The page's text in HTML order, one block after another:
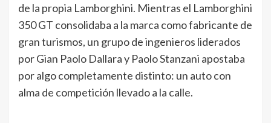
de la propia Lamborghini. Mientras el Lamborghini
350 GT consolidaba a la marca como fabricante de
gran turismos, un grupo de ingenieros liderados
por Gian Paolo Dallara y Paolo Stanzani apostaba
por algo completamente distinto: un auto con
alma de competición llevado a la calle.